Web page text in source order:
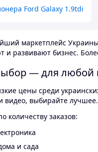
Ford Galaxy 1.9tdi
маркетплейс
и развивают бизнес.
— для любой
цены среди
видео, выбирайте лучшее.
количеству заказов:
и сада